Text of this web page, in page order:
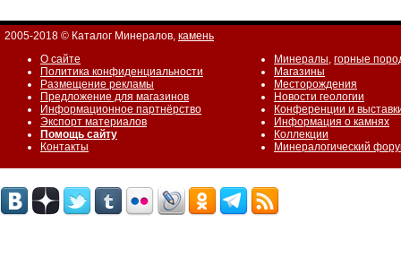
2005-2018 © Каталог Минералов, камень
О сайте
Политика конфиденциальности
Размещение рекламы
Предложение для магазинов
Информационное партнёрство
Экспорт материалов
Помощь сайту
Контакты
Минералы, горные
Магазины
Месторождения
Новости геологии
Конференции и
Информация о камнях
Коллекции
Минералогический